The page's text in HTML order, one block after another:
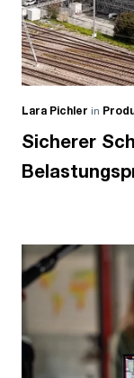
Lara Pichler in
Sicherer